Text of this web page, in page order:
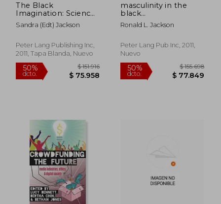
50%
dcto.
$ 316.573
$ 158.287
The Black
Imagination: Science
Fiction, Futurism and
the Speculative: 14
Critical Thinking) (en
Inglés)
Sandra (edt) Jackson
Peter Lang Publishing Inc,
2011, Tapa Blanda, Nuevo
masculinity in the
black
imagination,politics
of communicating
Ronald L. Jackson
Peter Lang Pub Inc, 2011,
Nuevo